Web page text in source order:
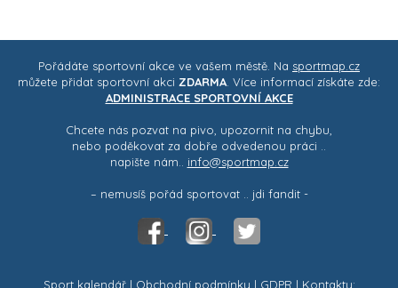
Pořádáte sportovní akce ve vašem městě. Na sportmap.cz
můžete přidat sportovní akci ZDARMA . Více informací získáte zde:
ADMINISTRACE SPORTOVNÍ AKCE
Chcete nás pozvat na pivo, upozornit na chybu,
nebo poděkovat za dobře odvedenou práci ..
napište nám.. info@sportmap.cz
– nemusíš pořád sportovat .. jdi fandit -
Sport kalendář| Obchodní podmínky | GDPR | Kontakty: